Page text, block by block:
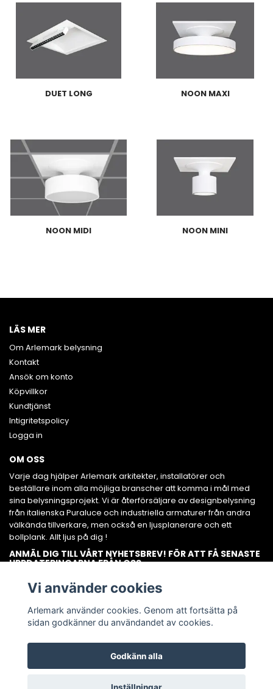
DUET LONG NOON MAXI
NOON MIDI NOON MINI
LÄS MER
Om Arlemark belysning
Kontakt
Ansök om konto
Köpvillkor
Kundtjänst
Intigritetspolicy
Logga in
OM OSS
Varje dag hjälper Arlemark arkitekter, installatörer och
beställare inom alla möjliga branscher att komma i mål med
sina belysningsprojekt. Vi är återförsäljare av designbelysning
från italienska Puraluce och industriella armaturer från andra
välkända tillverkare, men också en ljusplanerare och ett
bollplank. Allt ljus på dig !
ANMÄL DIG TILL VÅRT NYHETSBREV! FÖR ATT FÅ SENASTE
UPPDATERINGARNA FRÅN OSS.
© Copyright AB Arlemark belysning
Vi använder cookies
Arlemark använder cookies. Genom att fortsätta på
sidan godkänner du användandet av cookies.
Godkänn alla